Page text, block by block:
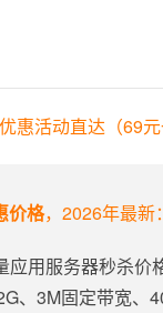
惠活动直达（69元
价格，2026年最新：
用服务器秒杀价
、3M固定带宽、